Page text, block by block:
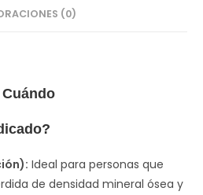
(0)
Ideal para personas que
de densidad mineral ósea y